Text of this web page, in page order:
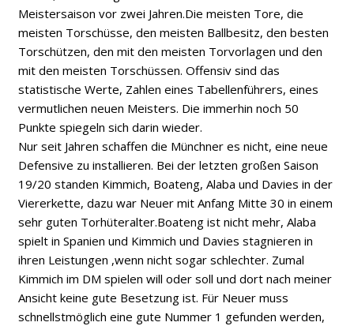
Meistersaison vor zwei Jahren.Die meisten Tore, die
meisten Torschüsse, den meisten Ballbesitz, den besten
Torschützen, den mit den meisten Torvorlagen und den
mit den meisten Torschüssen. Offensiv sind das
statistische Werte, Zahlen eines Tabellenführers, eines
vermutlichen neuen Meisters. Die immerhin noch 50
Punkte spiegeln sich darin wieder.
Nur seit Jahren schaffen die Münchner es nicht, eine neue
Defensive zu installieren. Bei der letzten großen Saison
19/20 standen Kimmich, Boateng, Alaba und Davies in der
Viererkette, dazu war Neuer mit Anfang Mitte 30 in einem
sehr guten Torhüteralter.Boateng ist nicht mehr, Alaba
spielt in Spanien und Kimmich und Davies stagnieren in
ihren Leistungen ,wenn nicht sogar schlechter. Zumal
Kimmich im DM spielen will oder soll und dort nach meiner
Ansicht keine gute Besetzung ist. Für Neuer muss
schnellstmöglich eine gute Nummer 1 gefunden werden,